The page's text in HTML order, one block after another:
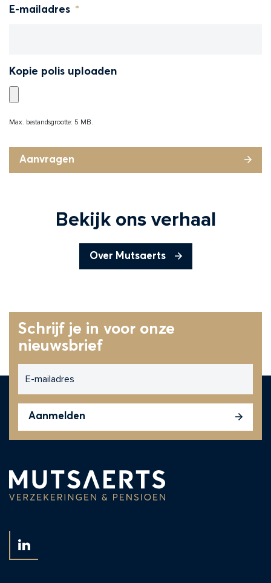
E-mailadres *
Kopie polis uploaden
Max. bestandsgrootte: 5 MB.
CAPTCHA
Aanvragen
Bekijk ons verhaal
Over Mutsaerts
Schrijf je in voor onze
nieuwsbrief
CAPTCHA
Aanmelden